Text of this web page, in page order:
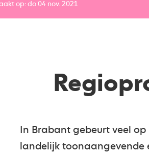
op: do 04 nov. 2021
In Brabant gebeurt veel
landelijk toonaangevende